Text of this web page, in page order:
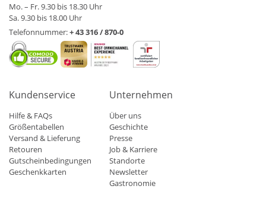
Mo. – Fr. 9.30 bis 18.30 Uhr
Sa. 9.30 bis 18.00 Uhr
Telefonnummer:+ 43 316 / 870-0
Kundenservice
Hilfe & FAQs
Größentabellen
Versand & Lieferung
Retouren
Gutscheinbedingungen
Geschenkkarten
Unternehmen
Über uns
Geschichte
Presse
Job & Karriere
Standorte
Newsletter
Gastronomie